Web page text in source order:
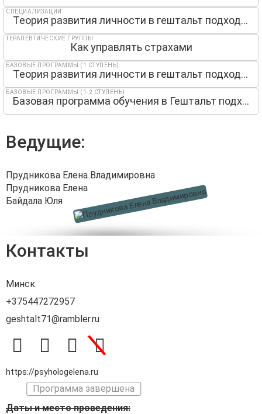
Теория развития личности в гештальт подходе. Возрастные кризисы развития
СПЕЦИАЛИЗАЦИИ
Как управлять страхами
ТЕРАПЕВТИЧЕСКИЕ ГРУППЫ
Теория развития личности в гештальт подходе. Возрастные кризисы
БАЗОВЫЕ ПРОГРАММЫ (1 СТУПЕНЬ)
Базовая программа обучения в Гештальт подходе (1 и 2 ступень)
БАЗОВЫЕ ПРОГРАММЫ (1-2 СТУПЕНЬ)
Ведущие:
Прудникова Елена Владимировна
Прудникова Елена
Байдала Юля
Контакты
Минск.
+375447272957
geshtalt71@rambler.ru
\
https://psyhologelena.ru
Программа завершена
Даты и место проведения: